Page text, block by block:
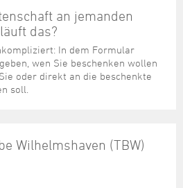
an jemanden
das?
In dem Formular
wen Sie beschenken wollen
oder direkt an die beschenkte
soll.
Wilhelmshaven (TBW)